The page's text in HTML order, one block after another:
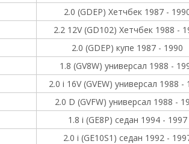
2.0 (GDEP) Хетчбек 1987 -
2.2 12V (GD102) Хетчбек 1988 -
2.0 (GDEP) купе 1987 - 1990
1.8 (GV8W) универсал 1988 -
2.0 i 16V (GVEW) универсал 1988 -
2.0 D (GVFW) универсал 1988 -
1.8 i (GE8P) седан 1994 - 1997
2.0 i (GE10S1) седан 1992 -